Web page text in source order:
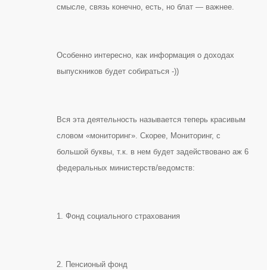
смысле, связь конечно, есть, но блат — важнее.
Особенно интересно, как информация о доходах
выпускников будет собираться -))
Вся эта деятельность называется теперь красивым
словом «мониторинг». Скорее, Мониторинг, с
большой буквы, т.к. в нем будет задействовано аж 6
федеральных министерств/ведомств:
1. Фонд социального страхования
2. Пенсионый фонд